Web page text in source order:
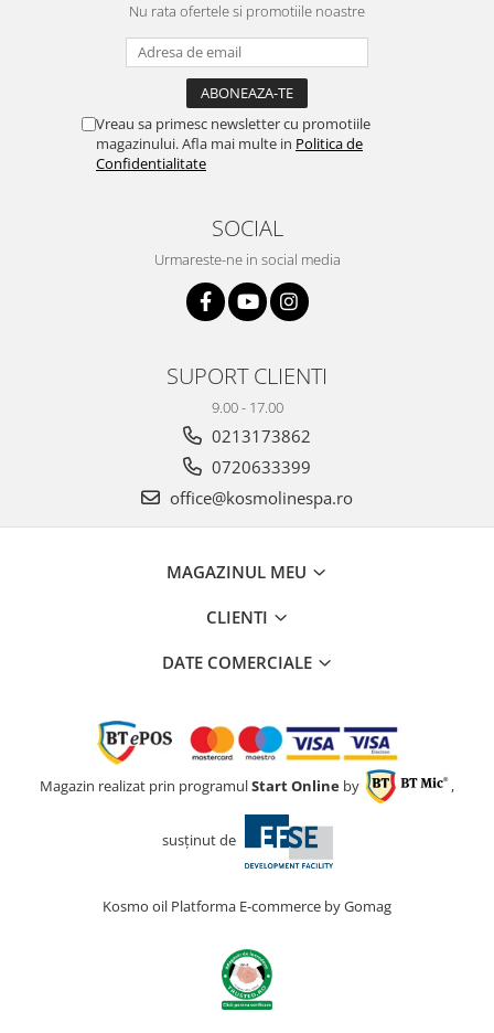
Nu rata ofertele si promotiile noastre
Vreau sa primesc newsletter cu promotiile
magazinului. Afla mai multe in Politica de
Confidentialitate
SOCIAL
Urmareste-ne in social media
SUPORT CLIENTI
9.00 - 17.00
0213173862
0720633399
office@kosmolinespa.ro
MAGAZINUL MEU
CLIENTI
DATE COMERCIALE
Magazin realizat prin programulStart Online by ,
susținut de
Kosmo oil Platforma E-commerce by Gomag